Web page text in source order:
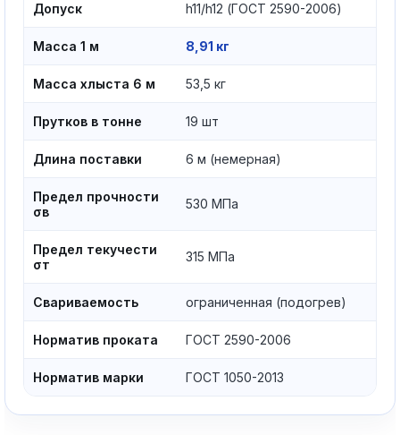
Допуск h11/h12 (ГОСТ 2590-2006)
Масса 1 м 8,91 кг
Масса хлыста 6 м 53,5 кг
Прутков в тонне 19 шт
Длина поставки 6 м (немерная)
Предел прочности
σв
530 МПа
Предел текучести
σт
315 МПа
Свариваемость ограниченная (подогрев)
Норматив проката ГОСТ 2590-2006
Норматив марки ГОСТ 1050-2013